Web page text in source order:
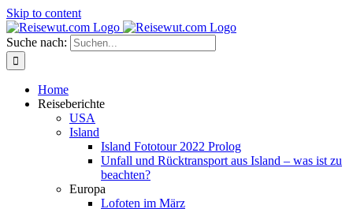
Skip to content
Suche nach:
Home
Reiseberichte
USA
Island
Island Fototour 2022 Prolog
Unfall und Rücktransport aus Island – was ist zu
beachten?
Europa
Lofoten im März